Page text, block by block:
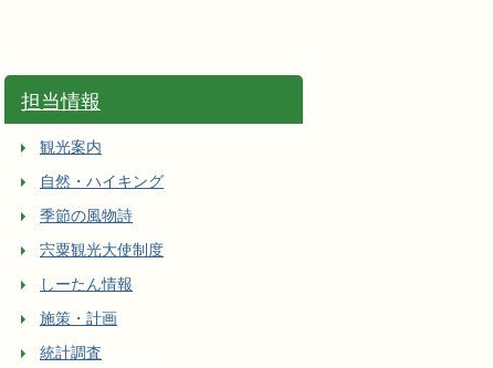
担当情報
観光案内
自然・ハイキング
季節の風物詩
宍粟観光大使制度
しーたん情報
施策・計画
統計調査